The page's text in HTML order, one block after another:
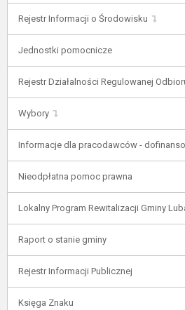
Rejestr Informacji o Środowisku
Jednostki pomocnicze
Rejestr Działalności Regulowanej
Wybory
Informacje dla pracodawców -
Nieodpłatna pomoc prawna
Lokalny Program Rewitalizacji Gminy
Raport o stanie gminy
Rejestr Informacji Publicznej
Księga Znaku